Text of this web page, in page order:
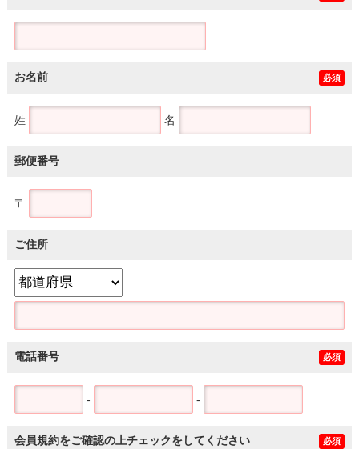
お名前 必須
姓 名
郵便番号
〒
ご住所
電話番号 必須
- -
会員規約をご確認の上チェックをしてください 必須